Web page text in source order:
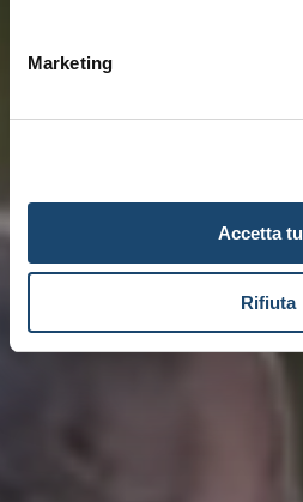
Marketing
Accetta
Rifiuta